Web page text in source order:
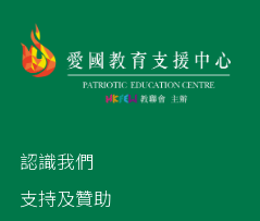
認識我們
支持及贊助